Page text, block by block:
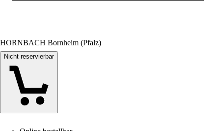
HORNBACH Bornheim (Pfalz)
Nicht reservierbar